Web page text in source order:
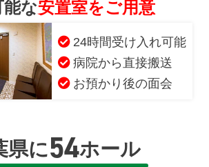
能な安置室をご用意
24時間受け入れ可能
病院から直接搬送
お預かり後の面会
県に54ホール